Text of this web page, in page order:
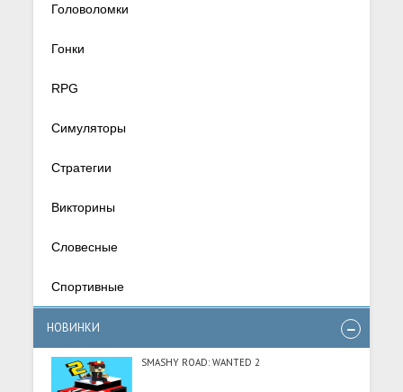
Головоломки
Гонки
RPG
Симуляторы
Стратегии
Викторины
Словесные
Спортивные
НОВИНКИ
SMASHY ROAD: WANTED 2